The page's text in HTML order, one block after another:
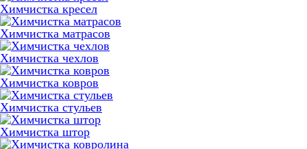
Химчистка кресел
Химчистка матрасов
Химчистка чехлов
Химчистка ковров
Химчистка стульев
Химчистка штор